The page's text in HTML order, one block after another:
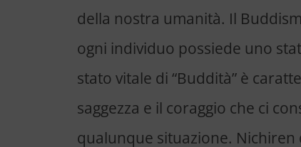
della nostra umanità. Il
ogni individuo possiede uno
stato vitale di “Buddità” è
saggezza e il coraggio che ci
qualunque situazione.